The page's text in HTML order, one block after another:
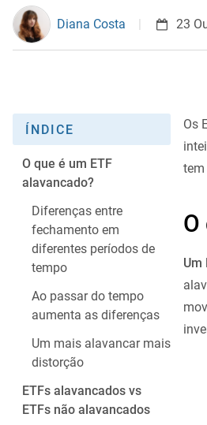
Diana Costa 23
ÍNDICE
O que é um ETF
alavancado?
Diferenças entre
fechamento em
diferentes períodos de
tempo
Ao passar do tempo
aumenta as diferenças
Um mais alavancar mais
distorção
ETFs alavancados vs
ETFs não alavancados
Os
tem
O
Um